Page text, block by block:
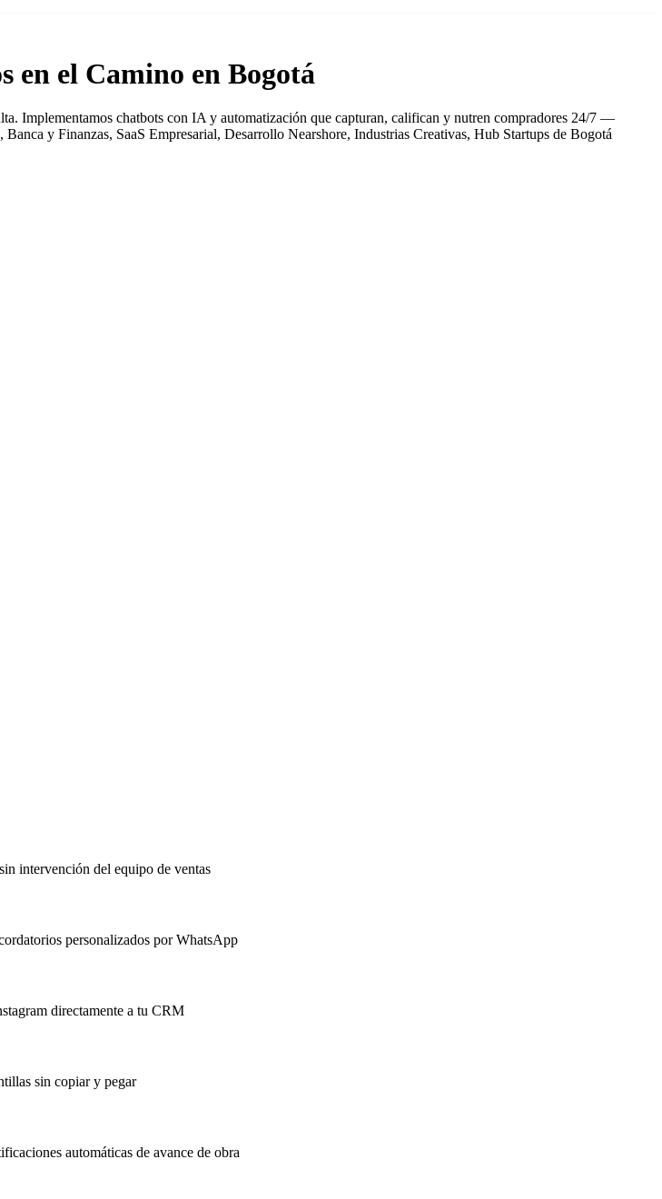
en el Camino en Bogotá
Implementamos chatbots con IA y automatización que capturan, califican y nutren compradores 24/7 —
y Finanzas, SaaS Empresarial, Desarrollo Nearshore, Industrias Creativas, Hub Startups de Bogotá
intervención del equipo de ventas
personalizados por WhatsApp
directamente a tu CRM
sin copiar y pegar
automáticas de avance de obra